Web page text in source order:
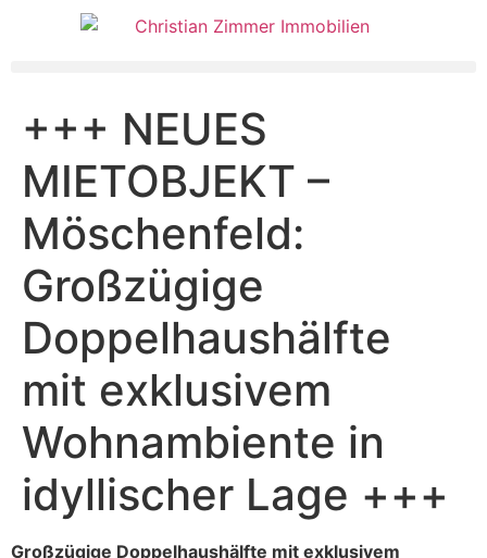
+++ NEUES
MIETOBJEKT –
Möschenfeld:
Großzügige
Doppelhaushälfte
mit exklusivem
Wohnambiente in
idyllischer Lage +++
Großzügige Doppelhaushälfte mit exklusivem